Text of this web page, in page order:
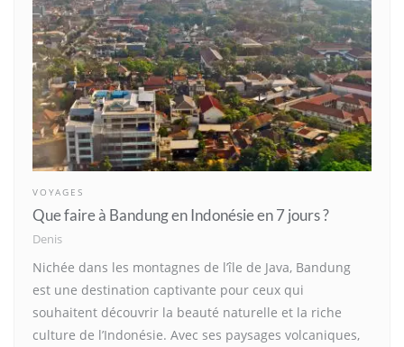
VOYAGES
Que faire à Bandung en Indonésie en 7 jours ?
Denis
Nichée dans les montagnes de l’île de Java, Bandung
est une destination captivante pour ceux qui
souhaitent découvrir la beauté naturelle et la riche
culture de l’Indonésie. Avec ses paysages volcaniques,